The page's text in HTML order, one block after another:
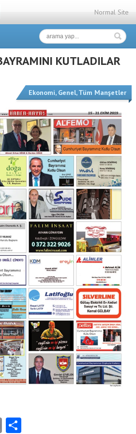
Normal Site
KUTLADILAR
Ekonomi, Genel,Tüm Manşetler
Email